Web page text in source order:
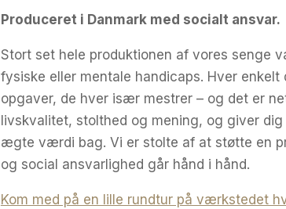
Produceret i Danmark med socialt ansvar.
Stort set hele produktionen af vores senge
fysiske eller mentale handicaps. Hver
opgaver, de hver især mestrer – og det er
livskvalitet, stolthed og mening, og giver
ægte værdi bag. Vi er stolte af at støtte en
og social ansvarlighed går hånd i hånd.
Kom med på en lille rundtur på værkstedet